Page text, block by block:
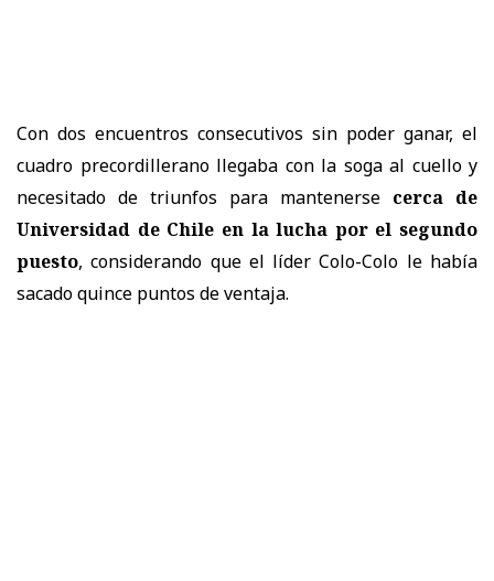
Con dos encuentros consecutivos sin poder ganar, el
cuadro precordillerano llegaba con la soga al cuello y
necesitado de triunfos para mantenerse cerca de
Universidad de Chile en la lucha por el segundo
puesto, considerando que el líder Colo-Colo le había
sacado quince puntos de ventaja.